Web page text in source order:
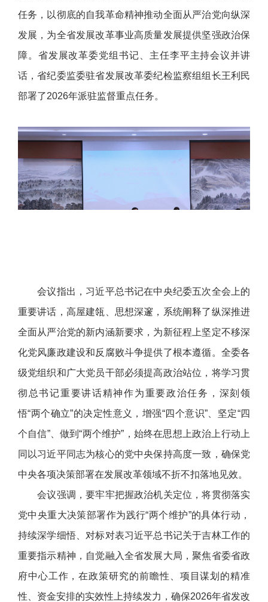
任务，以彻底的自我革命精神推动全面从严治党向纵深
发展，为全省发展改革事业高质量发展提供坚强政治保
障。省发展改革委党组书记、主任李平主持会议并讲
话，省纪委监委驻省发展改革委纪检监察组组长王利民
部署了2026年派驻监督重点任务。
会议指出，习近平总书记在中央纪委五次全会上的
重要讲话，高屋建瓴、思想深邃，系统阐释了纵深推进
全面从严治党的新内涵新要求，为新征程上坚定不移深
化党风廉政建设和反腐败斗争提供了根本遵循。全委各
级党组织和广大党员干部必须提高政治站位，将学习贯
彻总书记重要讲话精神作为重要政治任务，深刻领
悟“两个确立”的决定性意义，增强“四个意识”、坚定“四
个自信”、做到“两个维护”，始终在思想上政治上行动上
同以习近平同志为核心的党中央保持高度一致，确保党
中央各项决策部署在发展改革领域不折不扣落地见效。
会议强调，要牢牢把握政治机关定位，将贯彻落实
党中央重大决策部署作为践行“两个维护”的具体行动，
持续深学细悟、对标对表习近平总书记关于吉林工作的
重要指示精神，自觉融入全省发展大局，聚焦省委省政
府中心工作，在政策研究的前瞻性、项目谋划的精准
性、资金安排的实效性上持续发力，确保2026年省发改